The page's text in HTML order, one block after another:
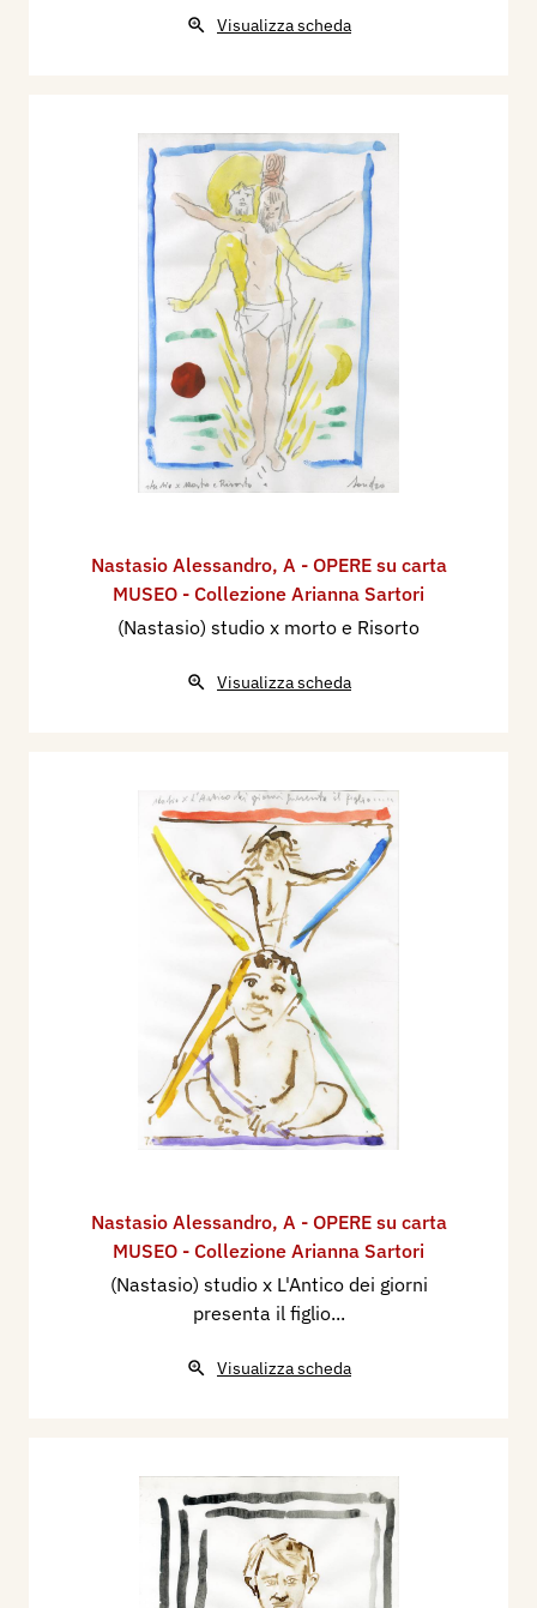
Visualizza scheda
Nastasio Alessandro, A - OPERE su carta
MUSEO - Collezione Arianna Sartori
(Nastasio) studio x morto e Risorto
Visualizza scheda
Nastasio Alessandro, A - OPERE su carta
MUSEO - Collezione Arianna Sartori
(Nastasio) studio x L'Antico dei giorni
presenta il figlio...
Visualizza scheda